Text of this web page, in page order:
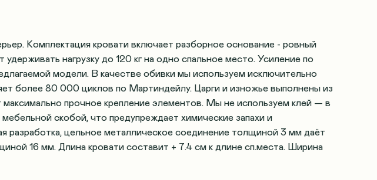
Комплектация кровати включает разборное основание - ровный
нагрузку до 120 кг на одно спальное место. Усиление по
модели. В качестве обивки мы используем исключительно
более 80 000 циклов по Мартиндейлу. Царги и изножье выполнены из
прочное крепление элементов. Мы не используем клей — в
скобой, что предупреждает химические запахи и
разработка, цельное металлическое соединение толщиной 3 мм даёт
16 мм. Длина кровати составит + 7.4 см к длине сп.места. Ширина